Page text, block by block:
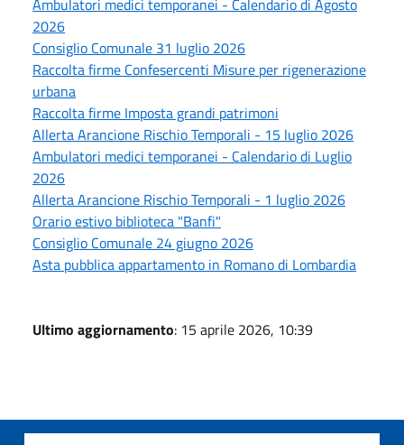
2026
Consiglio Comunale 31 luglio 2026
Raccolta firme Confesercenti Misure per rigenerazione
urbana
Raccolta firme Imposta grandi patrimoni
Allerta Arancione Rischio Temporali - 15 luglio 2026
Ambulatori medici temporanei - Calendario di Luglio
2026
Allerta Arancione Rischio Temporali - 1 luglio 2026
Orario estivo biblioteca "Banfi"
Consiglio Comunale 24 giugno 2026
Asta pubblica appartamento in Romano di Lombardia
Ultimo aggiornamento: 15 aprile 2026, 10:39